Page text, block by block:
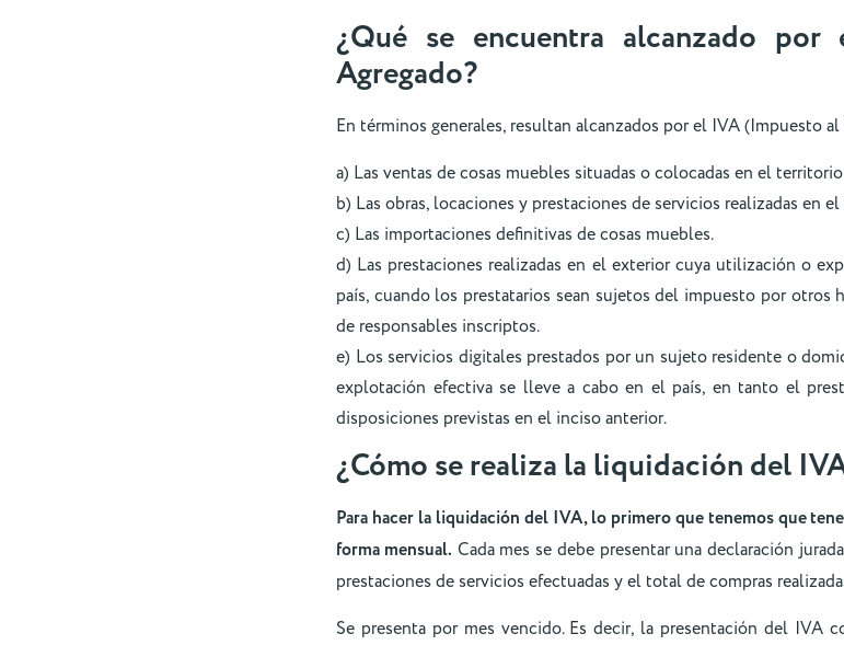
¿Qué se encuentra alcanzado
Agregado?
En términos generales, resultan alcanzados por el IVA (Impuesto
a) Las ventas de cosas muebles situadas o colocadas en el
b) Las obras, locaciones y prestaciones de servicios realizadas en
c) Las importaciones definitivas de cosas muebles.
d) Las prestaciones realizadas en el exterior cuya utilización o
país, cuando los prestatarios sean sujetos del impuesto por otros
de responsables inscriptos.
e) Los servicios digitales prestados por un sujeto residente o
explotación efectiva se lleve a cabo en el país, en tanto el
disposiciones previstas en el inciso anterior.
¿Cómo se realiza la liquidación del
Para hacer la liquidación del IVA, lo primero que tenemos que
forma mensual. Cada mes se debe presentar una declaración
prestaciones de servicios efectuadas y el total de compras
Se presenta por mes vencido. Es decir, la presentación del IVA